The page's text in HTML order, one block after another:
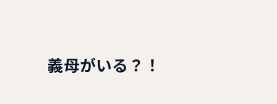
義母がいる？！